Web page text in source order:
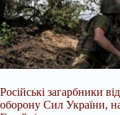
Російські загарбники
оборону Сил України,